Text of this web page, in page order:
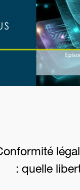
: quelle